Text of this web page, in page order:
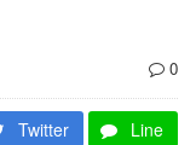
0
Twitter Line